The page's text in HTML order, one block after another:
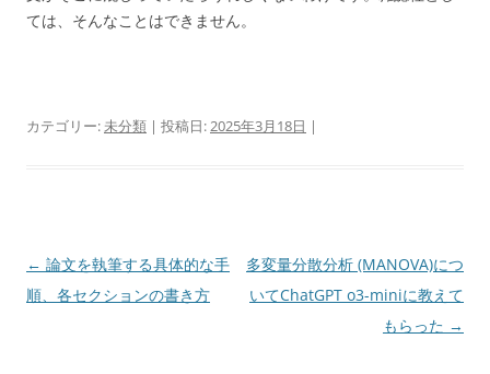
ては、そんなことはできません。
カテゴリー:未分類 | 投稿日:2025年3月18日 |
投
稿
← 論文を執筆する具体的な手
順、各セクションの書き方
多変量分散分析 (MANOVA)につ
いてChatGPT o3-miniに教えて
もらった →